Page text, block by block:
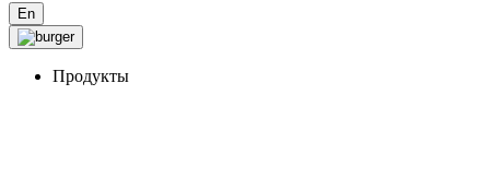
En
Продукты